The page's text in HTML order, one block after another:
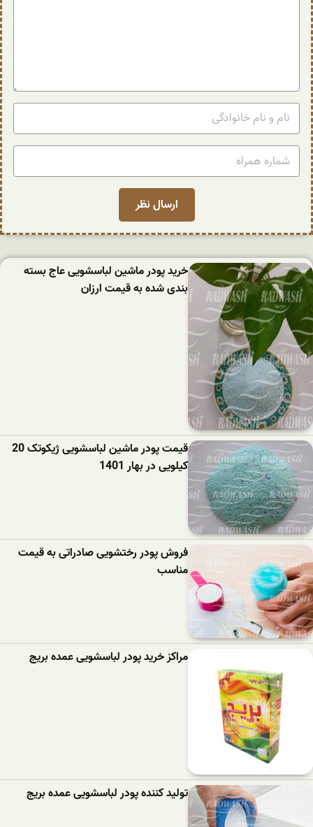
خرید پودر ماشین لباسشویی عاج بسته
بندی شده به قیمت ارزان
قیمت پودر ماشین لباسشویی ژیکوتک 20
کیلویی در بهار 1401
فروش پودر رختشویی صادراتی به قیمت
مناسب
مراکز خرید پودر لباسشویی عمده بریج
تولید کننده پودر لباسشویی عمده بریج